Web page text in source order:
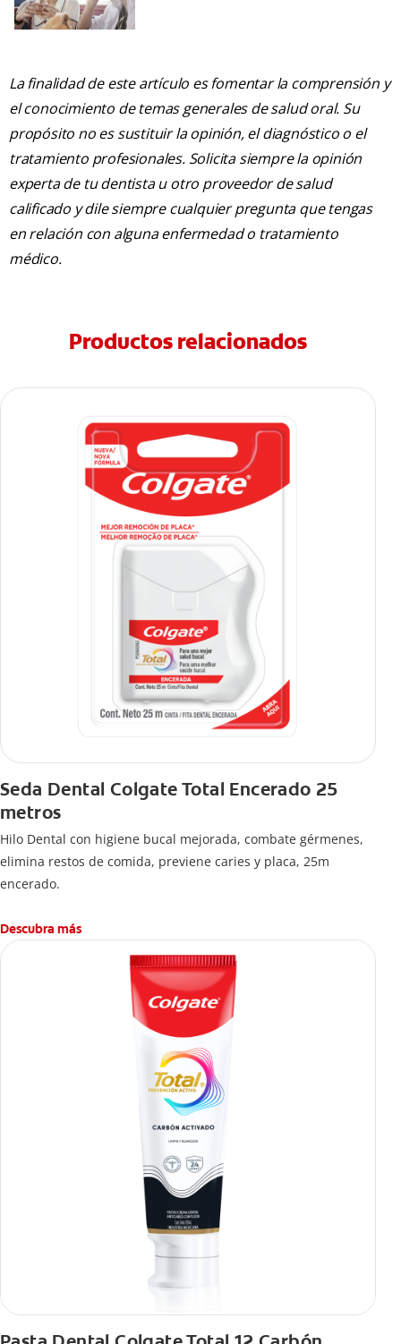
La finalidad de este artículo es fomentar la comprensión y
el conocimiento de temas generales de salud oral. Su
propósito no es sustituir la opinión, el diagnóstico o el
tratamiento profesionales. Solicita siempre la opinión
experta de tu dentista u otro proveedor de salud
calificado y dile siempre cualquier pregunta que tengas
en relación con alguna enfermedad o tratamiento
médico.
Productos relacionados
Seda Dental Colgate Total Encerado 25
metros
Hilo Dental con higiene bucal mejorada, combate gérmenes,
elimina restos de comida, previene caries y placa, 25m
encerado.
Descubra más